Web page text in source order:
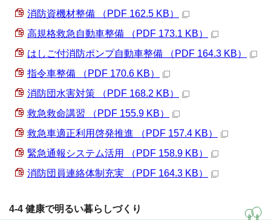
消防資機材整備 （PDF 162.5 KB）
高規格救急自動車整備 （PDF 173.1 KB）
はしご付消防ポンプ自動車整備 （PDF 164.3 KB）
指令車整備 （PDF 170.6 KB）
消防団水害対策 （PDF 168.2 KB）
救急救命講習 （PDF 155.9 KB）
救急車適正利用啓発推進 （PDF 157.4 KB）
緊急通報システム活用 （PDF 158.9 KB）
消防団員連絡体制充実 （PDF 164.3 KB）
4-4 健康で明るい暮らしづくり